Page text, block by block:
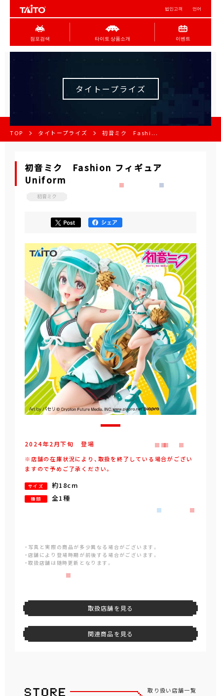
법인고객 언어
점포검색 타이토 상품소개 이벤트
タイトープライズ
TOP タイトープライズ 初音ミク Fashi...
初音ミク Fashion フィギュア
Uniform
初音ミク
2024年2月下旬 登場
※店舗の在庫状況により、取扱を終了している場合がござい
ますので予めご了承ください。
サイズ 約18cm
種類 全1種
・写真と実際の商品が多少異なる場合がございます。
・店舗により登場時期が前後する場合がございます。
・取扱店舗は随時更新となります。
取扱店舗を見る
関連商品を見る
取り扱い店舗一覧